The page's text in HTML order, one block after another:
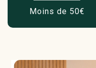
Moins de 50€